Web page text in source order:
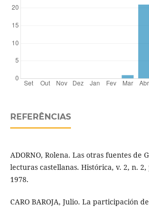
REFERÊNCIAS
ADORNO, Rolena. Las otras fuentes de
lecturas castellanas. Histórica, v. 2, n. 2,
1978.
CARO BAROJA, Julio. La participación